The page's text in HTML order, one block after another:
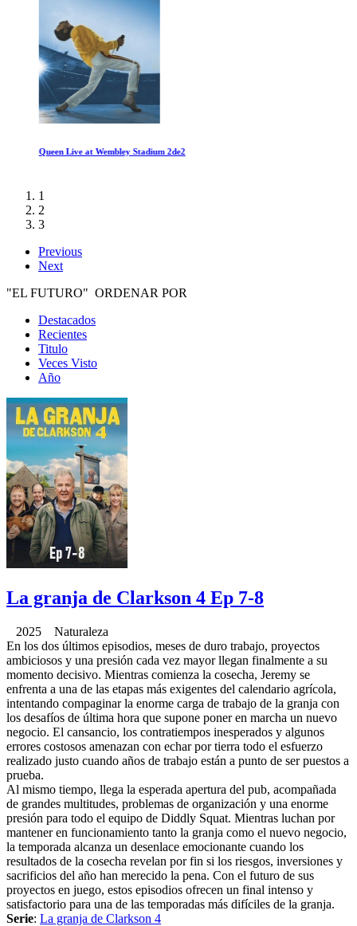
Queen Live at Wembley Stadium 2de2
1
2
3
Previous
Next
"EL FUTURO" ORDENAR POR
Destacados
Recientes
Titulo
Veces Visto
Año
La granja de Clarkson 4 Ep 7-8
2025 Naturaleza
En los dos últimos episodios, meses de duro trabajo, proyectos
ambiciosos y una presión cada vez mayor llegan finalmente a su
momento decisivo. Mientras comienza la cosecha, Jeremy se
enfrenta a una de las etapas más exigentes del calendario agrícola,
intentando compaginar la enorme carga de trabajo de la granja con
los desafíos de última hora que supone poner en marcha un nuevo
negocio. El cansancio, los contratiempos inesperados y algunos
errores costosos amenazan con echar por tierra todo el esfuerzo
realizado justo cuando años de trabajo están a punto de ser puestos a
prueba.
Al mismo tiempo, llega la esperada apertura del pub, acompañada
de grandes multitudes, problemas de organización y una enorme
presión para todo el equipo de Diddly Squat. Mientras luchan por
mantener en funcionamiento tanto la granja como el nuevo negocio,
la temporada alcanza un desenlace emocionante cuando los
resultados de la cosecha revelan por fin si los riesgos, inversiones y
sacrificios del año han merecido la pena. Con el futuro de sus
proyectos en juego, estos episodios ofrecen un final intenso y
satisfactorio para una de las temporadas más difíciles de la granja.
Serie: La granja de Clarkson 4